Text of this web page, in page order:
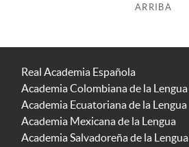
ARRIBA
Real Academia Española
Academia Colombiana de la Lengua
Academia Ecuatoriana de la Lengua
Academia Mexicana de la Lengua
Academia Salvadoreña de la Lengua